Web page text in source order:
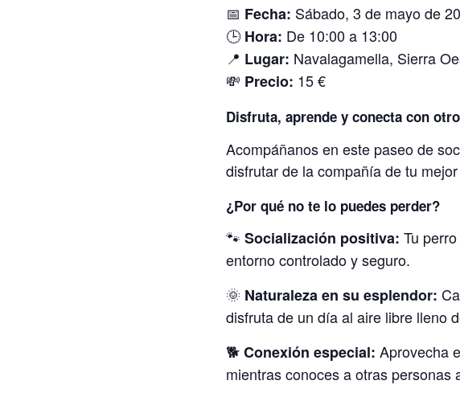
📅 Fecha: Sábado, 3 de mayo de
🕒Hora: De 10:00 a 13:00
📍 Lugar: Navalagamella, Sierra
💸 Precio: 15 €
Disfruta, aprende y conecta con
Acompáñanos en este paseo de
disfrutar de la compañía de tu
¿Por qué no te lo puedes perder?
🐾Socialización positiva: Tu
entorno controlado y seguro.
🌞 Naturaleza en su esplendor:
disfruta de un día al aire libre lleno
🐕Conexión especial: Aprovecha
mientras conoces a otras personas